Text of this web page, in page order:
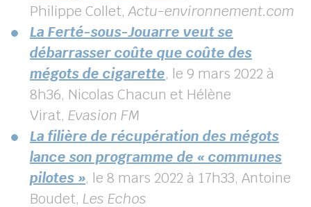
Philippe Collet,Actu-environnement.com
La Ferté-sous-Jouarre veut se
débarrasser coûte que coûte des
mégots de cigarette, le 9 mars 2022 à
8h36, Nicolas Chacun et Hélène
Virat, Evasion FM
La filière de récupération des mégots
lance son programme de « communes
pilotes », le 8 mars 2022 à 17h33, Antoine
Boudet, Les Echos